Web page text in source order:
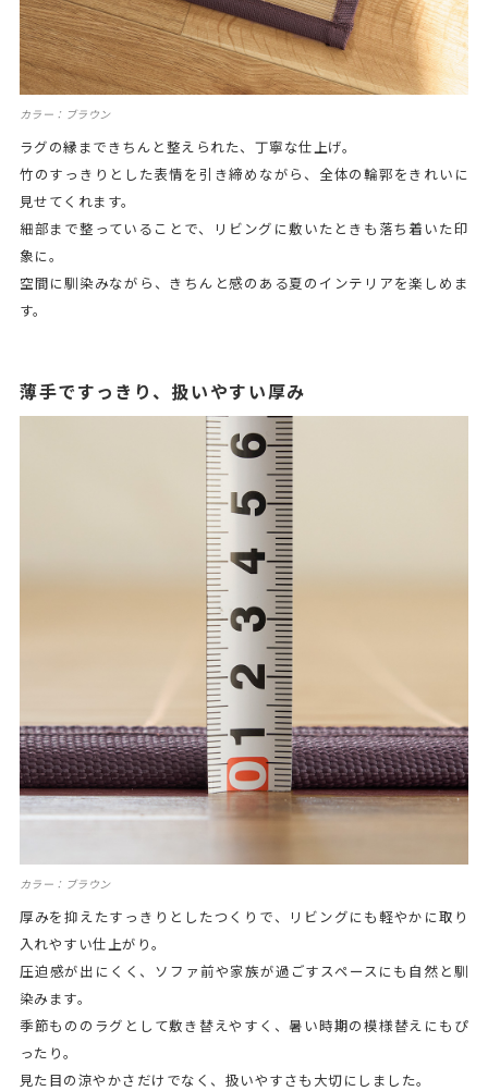
カラー：ブラウン
ラグの縁まできちんと整えられた、丁寧な仕上げ。
竹のすっきりとした表情を引き締めながら、全体の輪郭をきれいに
見せてくれます。
細部まで整っていることで、リビングに敷いたときも落ち着いた印
象に。
空間に馴染みながら、きちんと感のある夏のインテリアを楽しめま
す。
薄手ですっきり、扱いやすい厚み
カラー：ブラウン
厚みを抑えたすっきりとしたつくりで、リビングにも軽やかに取り
入れやすい仕上がり。
圧迫感が出にくく、ソファ前や家族が過ごすスペースにも自然と馴
染みます。
季節もののラグとして敷き替えやすく、暑い時期の模様替えにもぴ
ったり。
見た目の涼やかさだけでなく、扱いやすさも大切にしました。